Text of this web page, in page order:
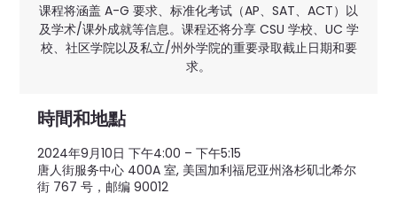
课程将涵盖 A-G 要求、标准化考试（AP、SAT、ACT）以
及学术/课外成就等信息。课程还将分享 CSU 学校、UC 学
校、社区学院以及私立/州外学院的重要录取截止日期和要
求。
時間和地點
2024年9月10日 下午4:00 – 下午5:15
唐人街服务中心 400A 室, 美国加利福尼亚州洛杉矶北希尔
街 767 号，邮编 90012